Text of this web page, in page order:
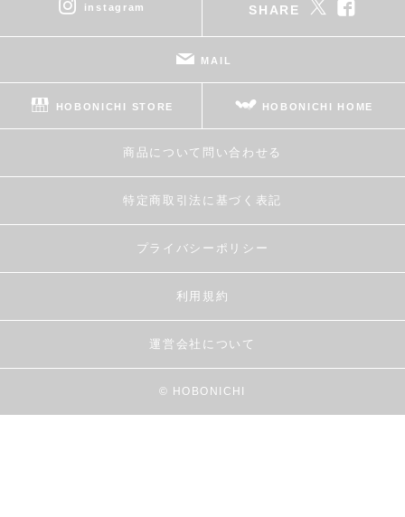
instagram SHARE
MAIL
HOBONICHI STORE HOBONICHI HOME
商品について問い合わせる
特定商取引法に基づく表記
プライバシーポリシー
利用規約
運営会社について
© HOBONICHI